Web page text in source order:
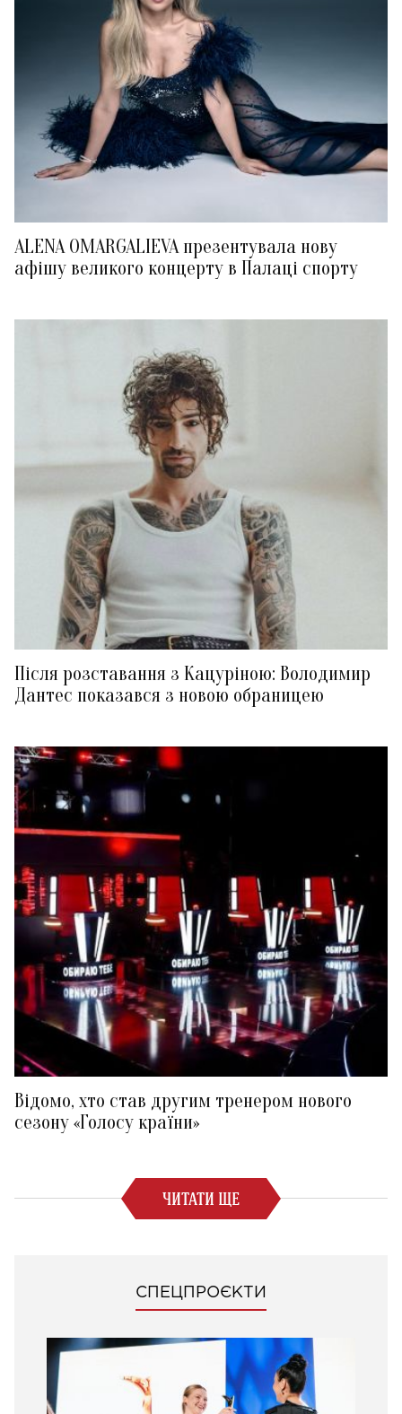
ALENA OMARGALIEVA презентувала нову
афішу великого концерту в Палаці спорту
Після розставання з Кацуріною: Володимир
Дантес показався з новою обраницею
Відомо, хто став другим тренером нового
сезону «Голосу країни»
ЧИТАТИ ЩЕ
СПЕЦПРОЄКТИ